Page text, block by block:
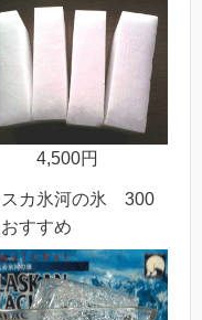
4,500円
スカ氷河の氷 300
すすめ